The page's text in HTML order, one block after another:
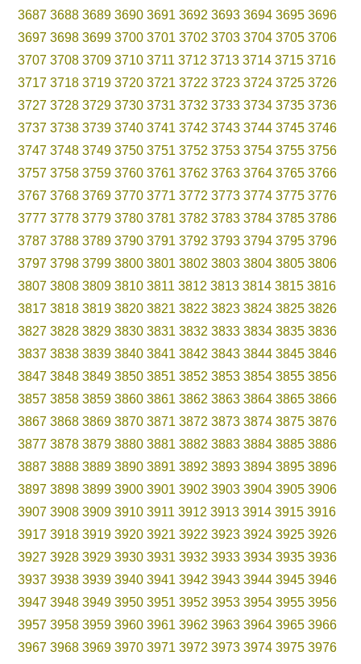
3687 3688 3689 3690 3691 3692 3693 3694 3695 3696
3697 3698 3699 3700 3701 3702 3703 3704 3705 3706
3707 3708 3709 3710 3711 3712 3713 3714 3715 3716
3717 3718 3719 3720 3721 3722 3723 3724 3725 3726
3727 3728 3729 3730 3731 3732 3733 3734 3735 3736
3737 3738 3739 3740 3741 3742 3743 3744 3745 3746
3747 3748 3749 3750 3751 3752 3753 3754 3755 3756
3757 3758 3759 3760 3761 3762 3763 3764 3765 3766
3767 3768 3769 3770 3771 3772 3773 3774 3775 3776
3777 3778 3779 3780 3781 3782 3783 3784 3785 3786
3787 3788 3789 3790 3791 3792 3793 3794 3795 3796
3797 3798 3799 3800 3801 3802 3803 3804 3805 3806
3807 3808 3809 3810 3811 3812 3813 3814 3815 3816
3817 3818 3819 3820 3821 3822 3823 3824 3825 3826
3827 3828 3829 3830 3831 3832 3833 3834 3835 3836
3837 3838 3839 3840 3841 3842 3843 3844 3845 3846
3847 3848 3849 3850 3851 3852 3853 3854 3855 3856
3857 3858 3859 3860 3861 3862 3863 3864 3865 3866
3867 3868 3869 3870 3871 3872 3873 3874 3875 3876
3877 3878 3879 3880 3881 3882 3883 3884 3885 3886
3887 3888 3889 3890 3891 3892 3893 3894 3895 3896
3897 3898 3899 3900 3901 3902 3903 3904 3905 3906
3907 3908 3909 3910 3911 3912 3913 3914 3915 3916
3917 3918 3919 3920 3921 3922 3923 3924 3925 3926
3927 3928 3929 3930 3931 3932 3933 3934 3935 3936
3937 3938 3939 3940 3941 3942 3943 3944 3945 3946
3947 3948 3949 3950 3951 3952 3953 3954 3955 3956
3957 3958 3959 3960 3961 3962 3963 3964 3965 3966
3967 3968 3969 3970 3971 3972 3973 3974 3975 3976